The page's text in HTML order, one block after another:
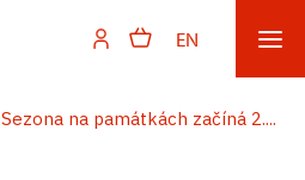
EN
Sezona na památkách začíná 2....